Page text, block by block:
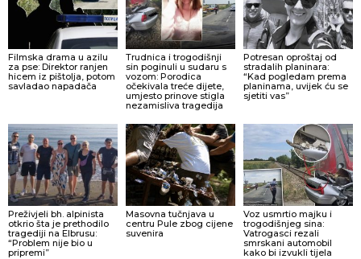
Filmska drama u azilu
za pse: Direktor ranjen
hicem iz pištolja, potom
savladao napadača
Trudnica i trogodišnji
sin poginuli u sudaru s
vozom: Porodica
očekivala treće dijete,
umjesto prinove stigla
nezamisliva tragedija
Potresan oproštaj od
stradalih planinara:
“Kad pogledam prema
planinama, uvijek ću se
sjetiti vas”
Preživjeli bh. alpinista
otkrio šta je prethodilo
tragediji na Elbrusu:
“Problem nije bio u
pripremi”
Masovna tučnjava u
centru Pule zbog cijene
suvenira
Voz usmrtio majku i
trogodišnjeg sina:
Vatrogasci rezali
smrskani automobil
kako bi izvukli tijela